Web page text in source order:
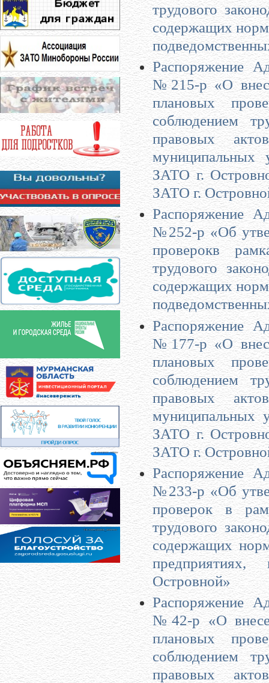
трудового
содержащих
Распоряжение
№215-р «О
плановых
соблюдением
правовых
муниципальных
ЗАТО г.
ЗАТО г.
Распоряжение
№252-р «Об
проверокв
трудового
содержащих
Распоряжение
№177-р «О
плановых
соблюдением
правовых
муниципальных
ЗАТО г.
ЗАТО г.
Распоряжение
№233-р «Об
проверок в
трудового
содержащих
Островной»
Распоряжение
№42-р «О
плановых
соблюдением
правовых